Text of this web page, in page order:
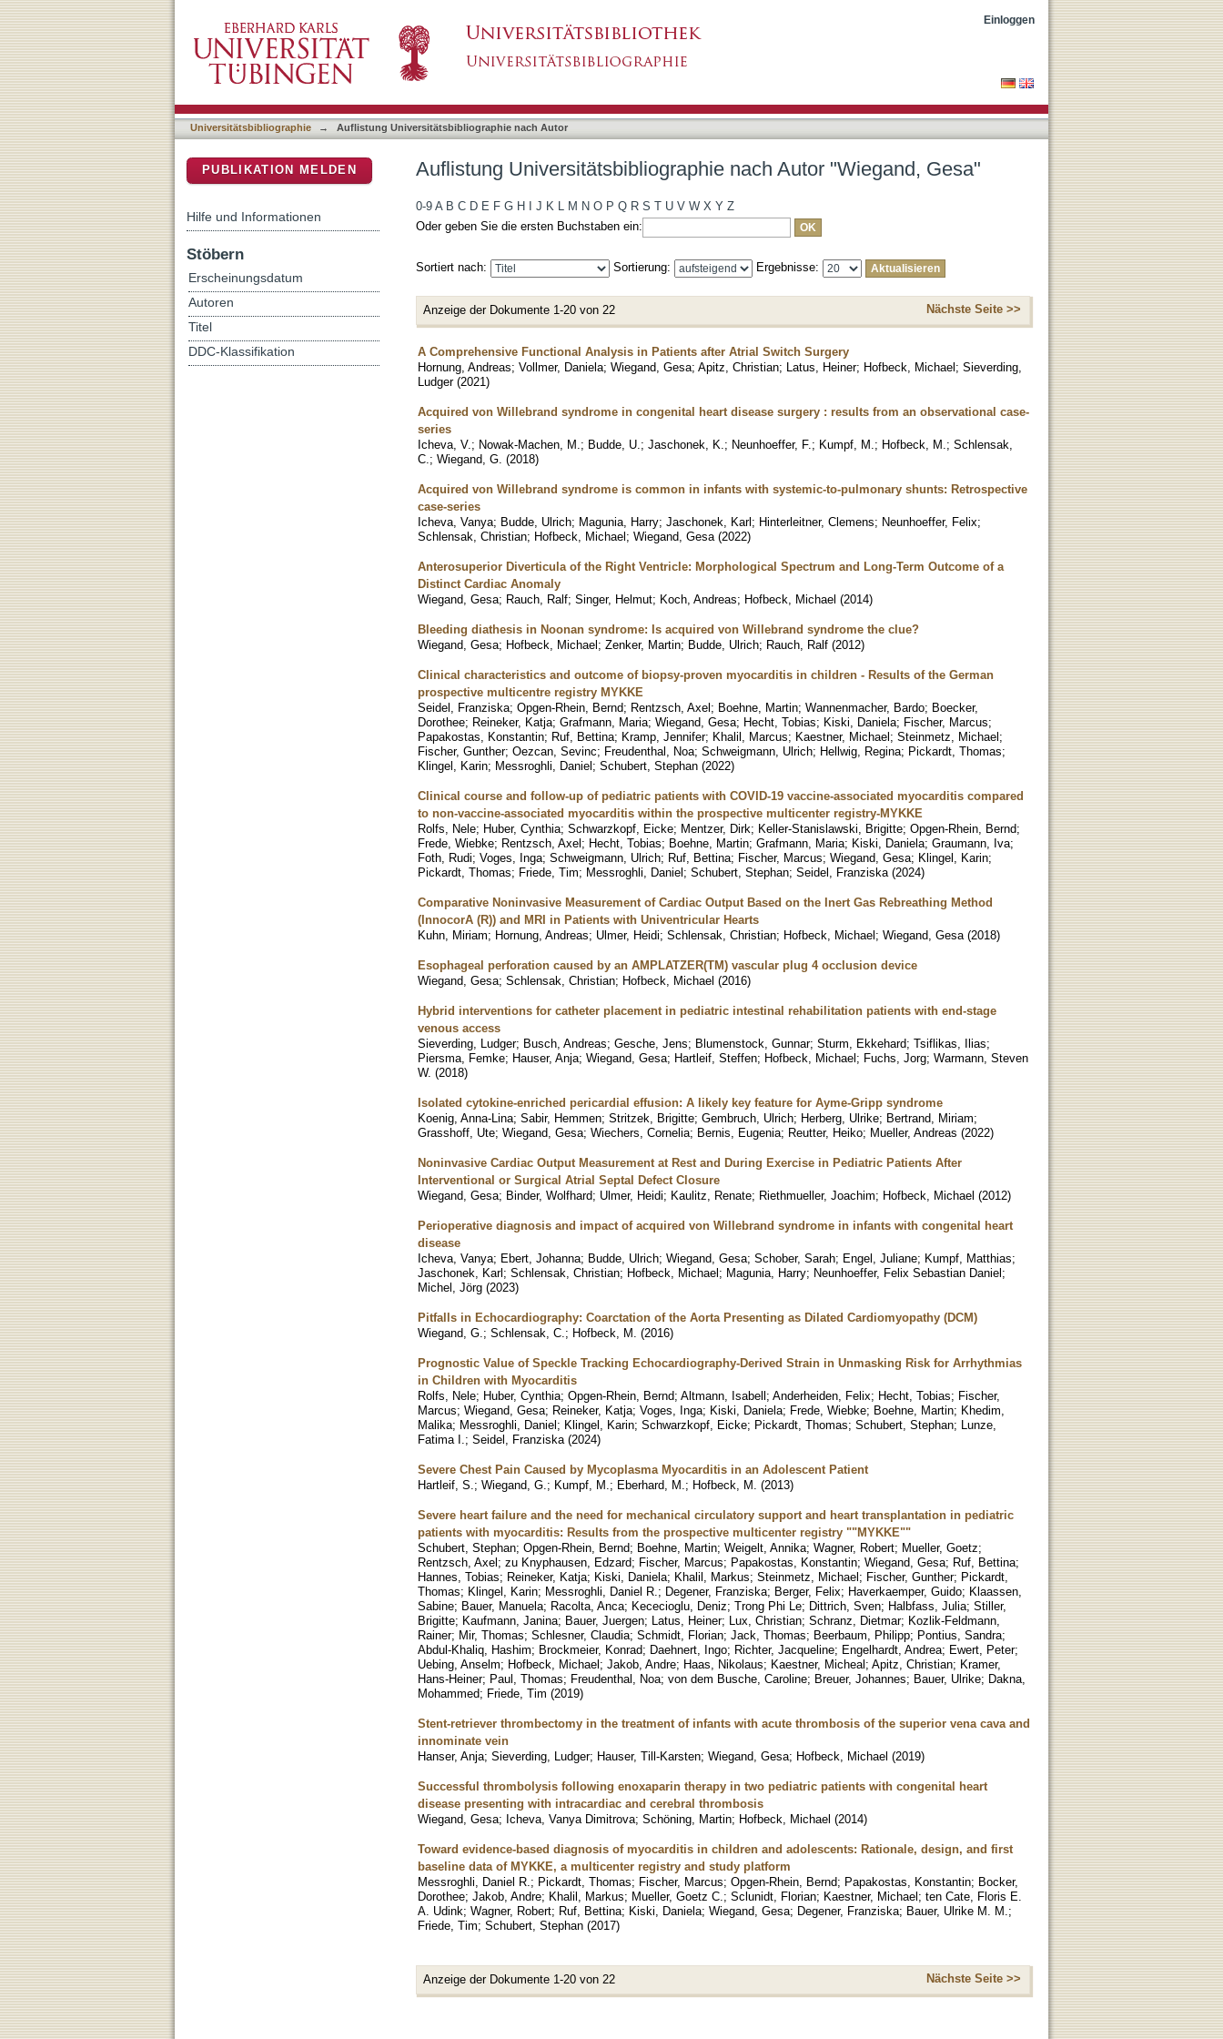
Einloggen
Universitätsbibliographie → Auflistung Universitätsbibliographie nach Autor
Auflistung Universitätsbibliographie nach Autor "Wiegand, Gesa"
0-9 A B C D E F G H J K L M N O P Q R S T U V W X Y Z
Oder geben Sie die ersten Buchstaben ein:
Sortiert nach: Sortierung: Ergebnisse:
Anzeige der Dokumente 1-20 von 22 Nächste Seite >>
A Comprehensive Functional Analysis in Patients after Atrial Switch Surgery
Hornung, Andreas; Vollmer, Daniela; Wiegand, Gesa; Apitz, Christian; Latus, Heiner; Hofbeck, Michael; Sieverding,
Ludger (2021)
Acquired von Willebrand syndrome in congenital heart disease surgery : results from an observational case-
series
Icheva, V. ; Nowak-Machen, M. ; Budde, U. ; Jaschonek, K. ; Neunhoeffer, F. ; Kumpf, M. ; Hofbeck, M. ; Schlensak,
C. ; Wiegand, G. (2018)
Acquired von Willebrand syndrome is common in infants with systemic-to-pulmonary shunts: Retrospective
case-series
Icheva, Vanya; Budde, Ulrich; Magunia, Harry; Jaschonek, Karl; Hinterleitner, Clemens; Neunhoeffer, Felix;
Schlensak, Christian; Hofbeck, Michael; Wiegand, Gesa (2022)
Anterosuperior Diverticula of the Right Ventricle: Morphological Spectrum and Long-Term Outcome of a
Distinct Cardiac Anomaly
Wiegand, Gesa; Rauch, Ralf; Singer, Helmut; Koch, Andreas; Hofbeck, Michael (2014)
Bleeding diathesis in Noonan syndrome: Is acquired von Willebrand syndrome the clue?
Wiegand, Gesa; Hofbeck, Michael; Zenker, Martin; Budde, Ulrich; Rauch, Ralf (2012)
Clinical characteristics and outcome of biopsy-proven myocarditis in children - Results of the German
prospective multicentre registry MYKKE
Seidel, Franziska; Opgen-Rhein, Bernd; Rentzsch, Axel; Boehne, Martin; Wannenmacher, Bardo; Boecker,
Dorothee; Reineker, Katja; Grafmann, Maria; Wiegand, Gesa; Hecht, Tobias; Kiski, Daniela; Fischer, Marcus;
Papakostas, Konstantin; Ruf, Bettina; Kramp, Jennifer; Khalil, Marcus; Kaestner, Michael; Steinmetz, Michael;
Fischer, Gunther; Oezcan, Sevinc; Freudenthal, Noa; Schweigmann, Ulrich; Hellwig, Regina; Pickardt, Thomas;
Klingel, Karin; Messroghli, Daniel; Schubert, Stephan (2022)
Clinical course and follow-up of pediatric patients with COVID-19 vaccine-associated myocarditis compared
to non-vaccine-associated myocarditis within the prospective multicenter registry-MYKKE
Rolfs, Nele; Huber, Cynthia; Schwarzkopf, Eicke; Mentzer, Dirk; Keller-Stanislawski, Brigitte; Opgen-Rhein, Bernd;
Frede, Wiebke; Rentzsch, Axel; Hecht, Tobias; Boehne, Martin; Grafmann, Maria; Kiski, Daniela; Graumann, Iva;
Foth, Rudi; Voges, Inga; Schweigmann, Ulrich; Ruf, Bettina; Fischer, Marcus; Wiegand, Gesa; Klingel, Karin;
Pickardt, Thomas; Friede, Tim; Messroghli, Daniel; Schubert, Stephan; Seidel, Franziska (2024)
Comparative Noninvasive Measurement of Cardiac Output Based on the Inert Gas Rebreathing Method
(InnocorA (R)) and MRI in Patients with Univentricular Hearts
Kuhn, Miriam; Hornung, Andreas; Ulmer, Heidi; Schlensak, Christian; Hofbeck, Michael; Wiegand, Gesa (2018)
Esophageal perforation caused by an AMPLATZER(TM) vascular plug 4 occlusion device
Wiegand, Gesa; Schlensak, Christian; Hofbeck, Michael (2016)
Hybrid interventions for catheter placement in pediatric intestinal rehabilitation patients with end-stage
venous access
Sieverding, Ludger; Busch, Andreas; Gesche, Jens; Blumenstock, Gunnar; Sturm, Ekkehard; Tsiflikas, Ilias;
Piersma, Femke; Hauser, Anja; Wiegand, Gesa; Hartleif, Steffen; Hofbeck, Michael; Fuchs, Jorg; Warmann, Steven
W. (2018)
Isolated cytokine-enriched pericardial effusion: A likely key feature for Ayme-Gripp syndrome
Koenig, Anna-Lina; Sabir, Hemmen; Stritzek, Brigitte; Gembruch, Ulrich; Herberg, Ulrike; Bertrand, Miriam;
Grasshoff, Ute; Wiegand, Gesa; Wiechers, Cornelia; Bernis, Eugenia; Reutter, Heiko; Mueller, Andreas (2022)
Noninvasive Cardiac Output Measurement at Rest and During Exercise in Pediatric Patients After
Interventional or Surgical Atrial Septal Defect Closure
Wiegand, Gesa; Binder, Wolfhard; Ulmer, Heidi; Kaulitz, Renate; Riethmueller, Joachim; Hofbeck, Michael (2012)
Perioperative diagnosis and impact of acquired von Willebrand syndrome in infants with congenital heart
disease
Icheva, Vanya; Ebert, Johanna; Budde, Ulrich; Wiegand, Gesa; Schober, Sarah; Engel, Juliane; Kumpf, Matthias;
Jaschonek, Karl; Schlensak, Christian; Hofbeck, Michael; Magunia, Harry; Neunhoeffer, Felix Sebastian Daniel;
Michel, Jörg (2023)
Pitfalls in Echocardiography: Coarctation of the Aorta Presenting as Dilated Cardiomyopathy (DCM)
Wiegand, G. ; Schlensak, C. ; Hofbeck, M. (2016)
Prognostic Value of Speckle Tracking Echocardiography-Derived Strain in Unmasking Risk for Arrhythmias
in Children with Myocarditis
Rolfs, Nele; Huber, Cynthia; Opgen-Rhein, Bernd; Altmann, Isabell; Anderheiden, Felix; Hecht, Tobias; Fischer,
Marcus; Wiegand, Gesa; Reineker, Katja; Voges, Inga; Kiski, Daniela; Frede, Wiebke; Boehne, Martin; Khedim,
Malika; Messroghli, Daniel; Klingel, Karin; Schwarzkopf, Eicke; Pickardt, Thomas; Schubert, Stephan; Lunze,
Fatima I. ; Seidel, Franziska (2024)
Severe Chest Pain Caused by Mycoplasma Myocarditis in an Adolescent Patient
Hartleif, S. ; Wiegand, G. ; Kumpf, M. ; Eberhard, M. ; Hofbeck, M. (2013)
Severe heart failure and the need for mechanical circulatory support and heart transplantation in pediatric
patients with myocarditis: Results from the prospective multicenter registry ""MYKKE""
Schubert, Stephan; Opgen-Rhein, Bernd; Boehne, Martin; Weigelt, Annika; Wagner, Robert; Mueller, Goetz;
Rentzsch, Axel; zu Knyphausen, Edzard; Fischer, Marcus; Papakostas, Konstantin; Wiegand, Gesa; Ruf, Bettina;
Hannes, Tobias; Reineker, Katja; Kiski, Daniela; Khalil, Markus; Steinmetz, Michael; Fischer, Gunther; Pickardt,
Thomas; Klingel, Karin; Messroghli, Daniel R. ; Degener, Franziska; Berger, Felix; Haverkaemper, Guido; Klaassen,
Sabine; Bauer, Manuela; Racolta, Anca; Kececioglu, Deniz; Trong Phi Le; Dittrich, Sven; Halbfass, Julia; Stiller,
Brigitte; Kaufmann, Janina; Bauer, Juergen; Latus, Heiner; Lux, Christian; Schranz, Dietmar; Kozlik-Feldmann,
Rainer; Mir, Thomas; Schlesner, Claudia; Schmidt, Florian; Jack, Thomas; Beerbaum, Philipp; Pontius, Sandra;
Abdul-Khaliq, Hashim; Brockmeier, Konrad; Daehnert, Ingo; Richter, Jacqueline; Engelhardt, Andrea; Ewert, Peter;
Uebing, Anselm; Hofbeck, Michael; Jakob, Andre; Haas, Nikolaus; Kaestner, Micheal; Apitz, Christian; Kramer,
Hans-Heiner; Paul, Thomas; Freudenthal, Noa; von dem Busche, Caroline; Breuer, Johannes; Bauer, Ulrike; Dakna,
Mohammed; Friede, Tim (2019)
Stent-retriever thrombectomy in the treatment of infants with acute thrombosis of the superior vena cava and
innominate vein
Hanser, Anja; Sieverding, Ludger; Hauser, Till-Karsten; Wiegand, Gesa; Hofbeck, Michael (2019)
Successful thrombolysis following enoxaparin therapy in two pediatric patients with congenital heart
disease presenting with intracardiac and cerebral thrombosis
Wiegand, Gesa; Icheva, Vanya Dimitrova; Schöning, Martin; Hofbeck, Michael (2014)
Toward evidence-based diagnosis of myocarditis in children and adolescents: Rationale, design, and first
baseline data of MYKKE, a multicenter registry and study platform
Messroghli, Daniel R. ; Pickardt, Thomas; Fischer, Marcus; Opgen-Rhein, Bernd; Papakostas, Konstantin; Bocker,
Dorothee; Jakob, Andre; Khalil, Markus; Mueller, Goetz C. ; Sclunidt, Florian; Kaestner, Michael; ten Cate, Floris E.
A. Udink; Wagner, Robert; Ruf, Bettina; Kiski, Daniela; Wiegand, Gesa; Degener, Franziska; Bauer, Ulrike M. M. ;
Friede, Tim; Schubert, Stephan (2017)
Anzeige der Dokumente 1-20 von 22 Nächste Seite >>
PUBLIKATION MELDEN
Hilfe und Informationen
Stöbern
Erscheinungsdatum
Autoren
Titel
DDC-Klassifikation